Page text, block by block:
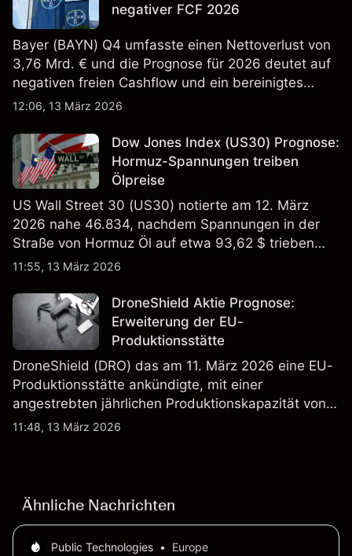
negativer FCF 2026
Bayer (BAYN) Q4 umfasste einen Nettoverlust von
3,76 Mrd. € und die Prognose für 2026 deutet auf
negativen freien Cashflow und ein bereinigtes
EBITDA von 9,6–10,1 Mrd. € hin. Die
verlässlicher Indikator für zukünftige Ergebnisse.
12:06, 13 März 2026
Dow Jones Index (US30) Prognose:
Hormuz-Spannungen treiben
Ölpreise
US Wall Street 30 (US30) notierte am 12. März
2026 nahe 46.834, nachdem Spannungen in der
Straße von Hormuz Öl auf etwa 93,62 $ trieben
und die US-Arbeitslosigkeit auf 4,4% stieg. Die
verlässlicher Indikator für zukünftige Ergebnisse.
11:55, 13 März 2026
DroneShield Aktie Prognose:
Erweiterung der EU-
Produktionsstätte
DroneShield (DRO) das am 11. März 2026 eine EU-
Produktionsstätte ankündigte, mit einer
angestrebten jährlichen Produktionskapazität von
etwa 2,4 Mrd. AUD bis Ende 2026. Die
11:48, 13 März 2026
Ähnliche Nachrichten
Public Technologies • Europe